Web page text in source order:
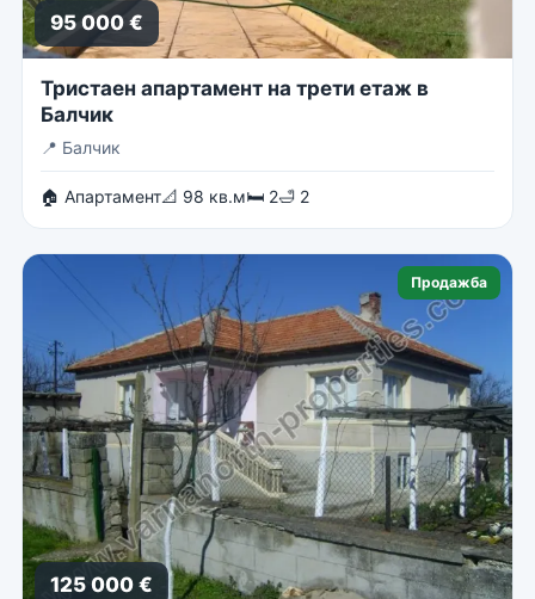
95 000 €
Тристаен апартамент на трети етаж в
Балчик
📍 Балчик
🏠 Апартамент📐 98 кв.м🛏 2🛁 2
Продажба
125 000 €